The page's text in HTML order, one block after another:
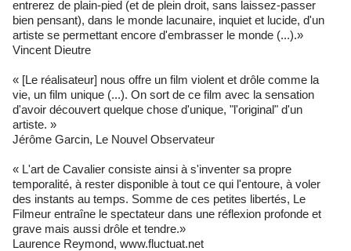
entrerez de plain-pied (et de plein droit, sans laissez-passer
bien pensant), dans le monde lacunaire, inquiet et lucide, d'un
artiste se permettant encore d'embrasser le monde (...).»
Vincent Dieutre
« [Le réalisateur] nous offre un film violent et drôle comme la
vie, un film unique (...). On sort de ce film avec la sensation
d'avoir découvert quelque chose d'unique, "l'original" d'un
artiste. »
Jérôme Garcin, Le Nouvel Observateur
« L'art de Cavalier consiste ainsi à s'inventer sa propre
temporalité, à rester disponible à tout ce qui l'entoure, à voler
des instants au temps. Somme de ces petites libertés, Le
Filmeur entraîne le spectateur dans une réflexion profonde et
grave mais aussi drôle et tendre.»
Laurence Reymond, www.fluctuat.net